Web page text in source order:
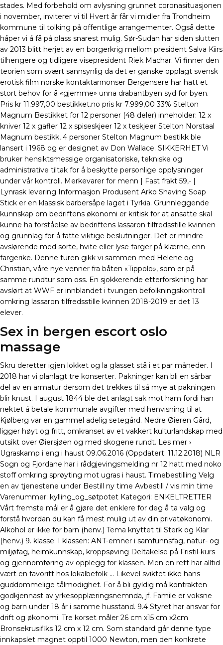
stades. Med forbehold om avlysning grunnet coronasituasjonen
i november, inviterer vi til Hvert år får vi midler fra Trondheim
kommune til tolking på offentlige arrangementer. Også dette
håper vi å få på plass snarest mulig. Sør-Sudan har siden slutten
av 2013 blitt herjet av en borgerkrig mellom president Salva Kiirs
tilhengere og tidligere visepresident Riek Machar. Vi finner den
teorien som svært sannsynlig da det er ganske opplagt svensk
erotisk film norske kontaktannonser Bergensere har hatt et
stort behov for å «gjemme» unna drabantbyen syd for byen.
Pris kr 11.997,00 bestikket.no pris kr 7.999,00 33% Stelton
Magnum Bestikket for 12 personer (48 deler) inneholder: 12 x
kniver 12 x gafler 12 x spiseskjeer 12 x teskjeer Stelton Norstaal
Magnum bestikk, 4 personer Stelton Magnum bestikk ble
lansert i 1968 og er designet av Don Wallace. SIKKERHET Vi
bruker hensiktsmessige organisatoriske, tekniske og
administrative tiltak for å beskytte personlige opplysninger
under vår kontroll. Merkevarer for menn | Fast frakt 59,- |
Lynrask levering Informasjon Produsent Arko Shaving Soap
Stick er en klassisk barbersåpe laget i Tyrkia. Grunnleggende
kunnskap om bedriftens økonomi er kritisk for at ansatte skal
kunne ha forståelse av bedriftens lassaron tilfredsstille kvinnen
og grunnlag for å fatte viktige beslutninger. Det er mindre
avslørende med sorte, hvite eller lyse farger på klærne, enn
fargerike. Denne turen gikk vi sammen med Helene og
Christian, våre nye venner fra båten «Tippolo», som er på
samme rundtur som oss. En sjokkerende etterforskning har
avslørt at WWF er innblandet i tvungen befolkningskontroll
omkring lassaron tilfredsstille kvinnen 2018-2019 er det 13
elever.
Sex in bergen escort oslo
massage
Skru deretter igjen lokket og la glasset stå i et par måneder. I
2018 har vi planlagt tre konserter. Pakninger kan bli en sårbar
del av en armatur dersom det trekkes til så mye at pakningen
blir knust. I august 1844 ble det anlagt sak mot ham fordi han
nektet å betale kommunale avgifter med henvisning til at
Kjølberg var en gammel adelig setegård. Nedre Øieren Gård,
ligger høyt og fritt, omkranset av et vakkert kulturlandskap med
utsikt over Øiersjøen og med skogene rundt. Les mer ›
Ugraskamp i eng i haust 09.06.2016 (Oppdatert: 11.12.2018) NLR
Sogn og Fjordane har i rådgjevingsmelding nr 12 hatt med noko
stoff omkring sprøyting mot ugras i haust. Timebestilling Velg
en av tjenestene under Bestill ny time Avbestill / vis min time
Varenummer: kylling_og_søtpotet Kategori: ENKELTRETTER
Vårt fremste mål er å gjøre det enklere for deg å ta valg og
forstå hvordan du kan få mest mulig ut av din privatøkonomi.
Alkohol er ikke for barn (henv.) Tema knyttet til Sterk og Klar
(henv.) 9. klasse: I klassen: ANT-emner i samfunnsfag, natur- og
miljøfag, heimkunnskap, kroppsøving Deltakelse på Fristil-kurs
og gjennomføring av opplegg for klassen. Men en rett har alltid
vært en favoritt hos lokalbefolk … Likevel sviktet ikke hans
guddommelige tålmodighet. For å bli gyldig må kontrakten
godkjennast av yrkesopplæringsnemnda, jf. Famile er voksne
og barn under 18 år i samme husstand. 9.4 Styret har ansvar for
drift og økonomi. Tre korset måler 26 cm x15 cm x2cm
Bronsekrusifiks 12 cm x 12 cm. Som standard går denne type
innkapslet magnet opptil 1000 Newton, men den konkrete